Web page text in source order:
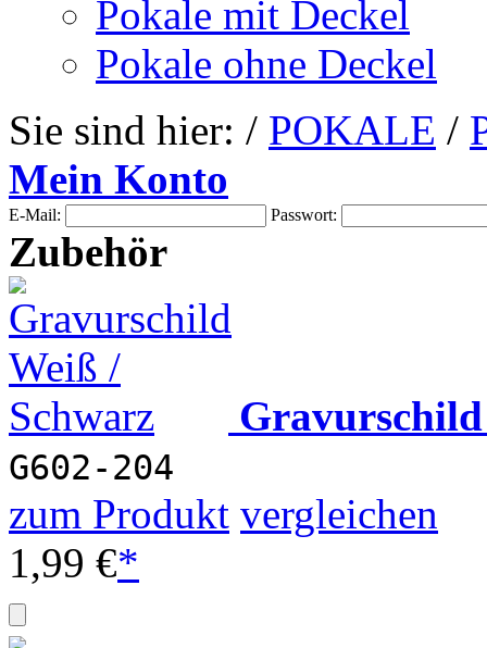
Pokale mit Deckel
Pokale ohne Deckel
Sie sind hier: / POKALE /
Mein Konto
E-Mail: Passwort:
Zubehör
G602-204
zum Produkt vergleichen
1,99 €*